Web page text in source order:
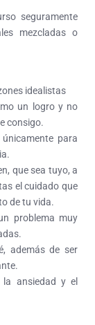
seguramente
mezcladas o
idealistas
un logro y no
consigo.
para
que sea tuyo, a
el cuidado que
de tu vida.
problema muy
además de ser
ansiedad y el